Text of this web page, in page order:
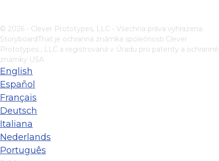
© 2026 - Clever Prototypes, LLC - Všechna práva vyhrazena.
StoryboardThat je ochranná známka společnosti Clever
Prototypes , LLC a registrovaná v Úřadu pro patenty a ochranné
známky USA
English
Español
Français
Deutsch
Italiana
Nederlands
Português